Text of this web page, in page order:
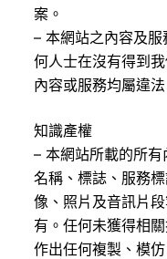
案。
– 本網站之內容及
何人士在沒有得到
內容或服務均屬違法
知識產權
– 本網站所載的所有
名稱、標誌、服務
像、照片及音訊片
有。任何未獲得相
作出任何複製、模